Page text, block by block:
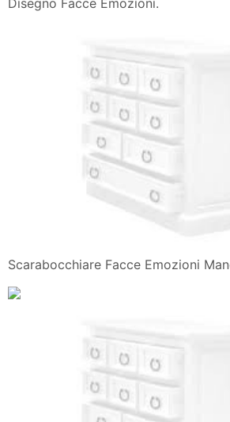
Disegno Facce Emozioni.
Scarabocchiare Facce Emozioni